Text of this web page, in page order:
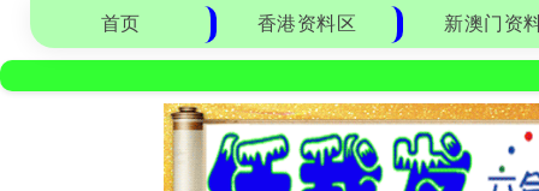
首页 香港资料区 新澳门资